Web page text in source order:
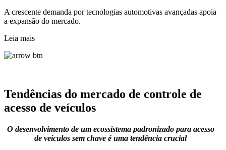
A crescente demanda por tecnologias automotivas avançadas apoia
a expansão do mercado.
Leia mais
Tendências do mercado de controle de
acesso de veículos
O desenvolvimento de um ecossistema padronizado para acesso
de veículos sem chave é uma tendência crucial